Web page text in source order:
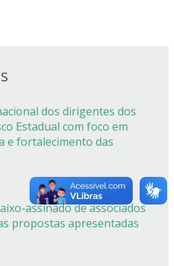
dos dirigentes dos
Estadual com foco em
e fortalecimento das
assinado de associados
propostas apresentadas